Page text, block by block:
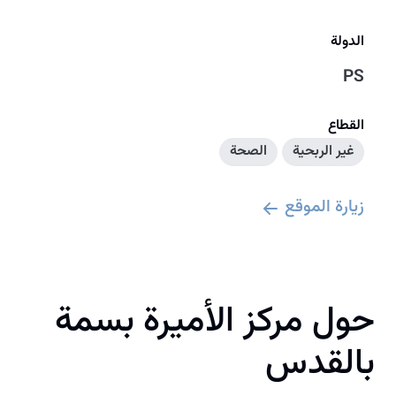
الدولة
PS
القطاع
غير الربحية
الصحة
زيارة الموقع
حول مركز الأميرة بسمة
بالقدس